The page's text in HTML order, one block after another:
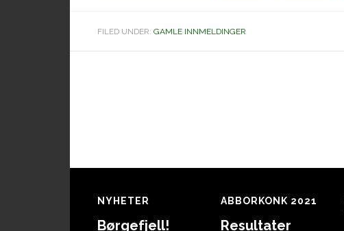
FILED UNDER: GAMLE INNMELDINGER
Footer
NYHETER
Børgefjell!
ABBORKONK 2021
Resultater